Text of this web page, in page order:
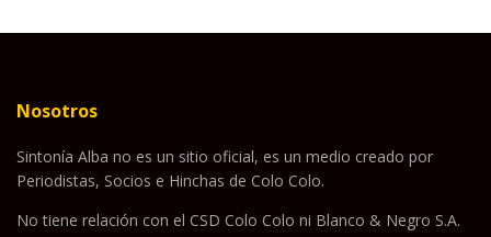
Nosotros
Sintonía Alba no es un sitio oficial, es un medio creado por
Periodistas, Socios e Hinchas de Colo Colo.
No tiene relación con el CSD Colo Colo ni Blanco & Negro S.A.